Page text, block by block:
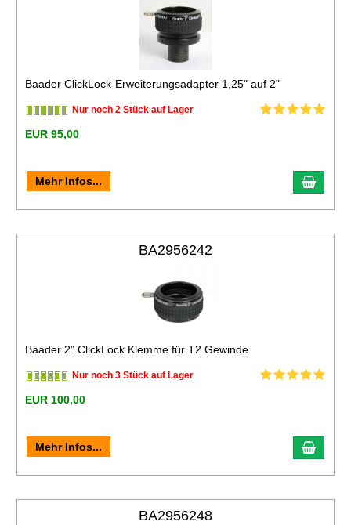
Baader ClickLock-Erweiterungsadapter 1,25" auf 2"
Nur noch 2 Stück auf Lager
EUR 95,00
Mehr Infos...
BA2956242
Baader 2" ClickLock Klemme für T2 Gewinde
Nur noch 3 Stück auf Lager
EUR 100,00
Mehr Infos...
BA2956248